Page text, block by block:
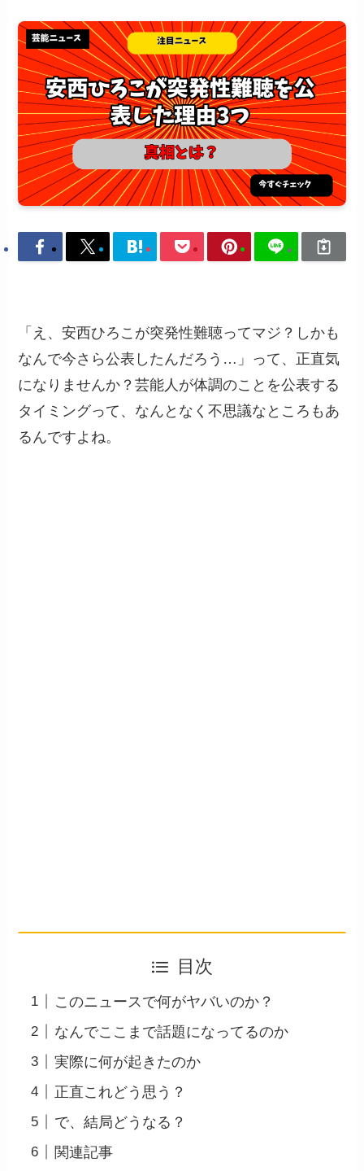
「え、安西ひろこが突発性難聴ってマジ？しかも
なんで今さら公表したんだろう…」って、正直気
になりませんか？芸能人が体調のことを公表する
タイミングって、なんとなく不思議なところもあ
るんですよね。
目次
このニュースで何がヤバいのか？
なんでここまで話題になってるのか
実際に何が起きたのか
正直これどう思う？
で、結局どうなる？
関連記事